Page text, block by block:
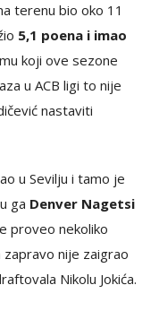
terenu bio oko 11
5,1 poena i imao
koji ove sezone
u ACB ligi to nije
nastaviti
u Sevilju i tamo je
ga Denver Nagetsi
proveo nekoliko
zapravo nije zaigrao
Nikolu Jokića.